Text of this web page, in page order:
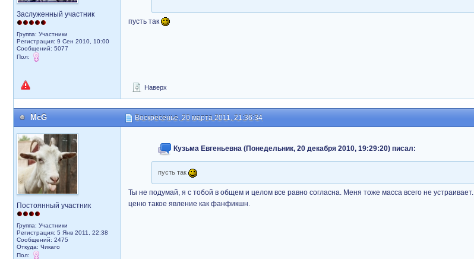
Заслуженный участник
Группа: Участники
Регистрация: 9 Сен 2010, 10:00
Сообщений: 5077
Пол:
пусть так
Наверх
McG Воскресенье, 20 марта 2011, 21:36:34
Постоянный участник
Группа: Участники
Регистрация: 5 Янв 2011, 22:38
Сообщений: 2475
Откуда: Чикаго
Пол:
Кузьма Евгеньевна (Понедельник, 20 декабря 2010, 19:29:20) писал:
пусть так
Ты не подумай, я с тобой в общем и целом все равно согласна. Меня тоже масса всего не устраивает.
ценю такое явление как фанфикшн.